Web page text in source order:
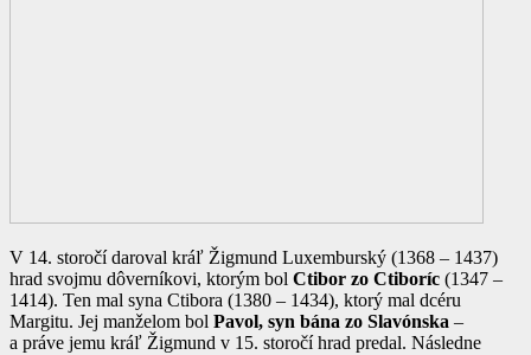
V 14. storočí daroval kráľ Žigmund Luxemburský (1368 – 1437)
hrad svojmu dôverníkovi, ktorým bol Ctibor zo Ctiboríc (1347 –
1414). Ten mal syna Ctibora (1380 – 1434), ktorý mal dcéru
Margitu. Jej manželom bol Pavol, syn bána zo Slavónska –
a práve jemu kráľ Žigmund v 15. storočí hrad predal. Následne